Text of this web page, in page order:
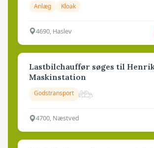
Anlæg Kloak
4690, Haslev
Lastbilchauffør søges til
Maskinstation
Godstransport
4700, Næstved